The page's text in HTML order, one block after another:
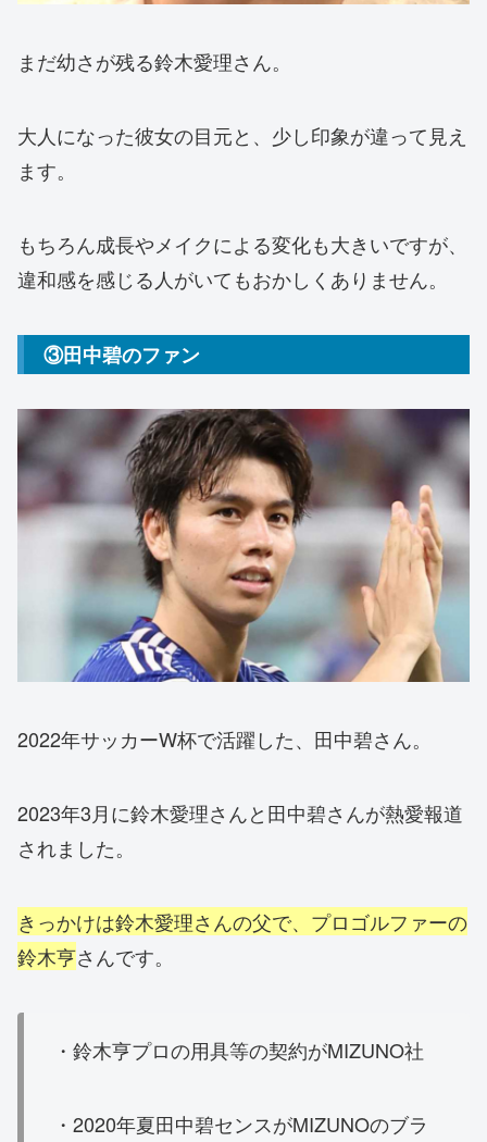
まだ幼さが残る鈴木愛理さん。
大人になった彼女の目元と、少し印象が違って見え
ます。
もちろん成長やメイクによる変化も大きいですが、
違和感を感じる人がいてもおかしくありません。
③田中碧のファン
2022年サッカーW杯で活躍した、田中碧さん。
2023年3月に鈴木愛理さんと田中碧さんが熱愛報道
されました。
きっかけは鈴木愛理さんの父で、プロゴルファーの
鈴木亨さんです。
・鈴木亨プロの用具等の契約がMIZUNO社
・2020年夏田中碧センスがMIZUNOのブラ